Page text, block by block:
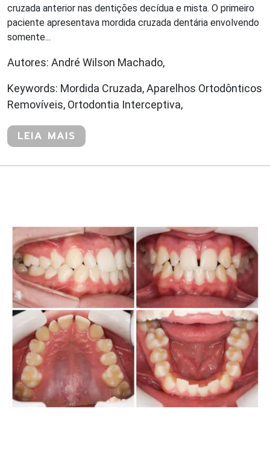
cruzada anterior nas dentições decídua e mista. O primeiro
paciente apresentava mordida cruzada dentária envolvendo
somente...
Autores: André Wilson Machado,
Keywords: Mordida Cruzada, Aparelhos Ortodônticos
Removíveis, Ortodontia Interceptiva,
LEIA MAIS